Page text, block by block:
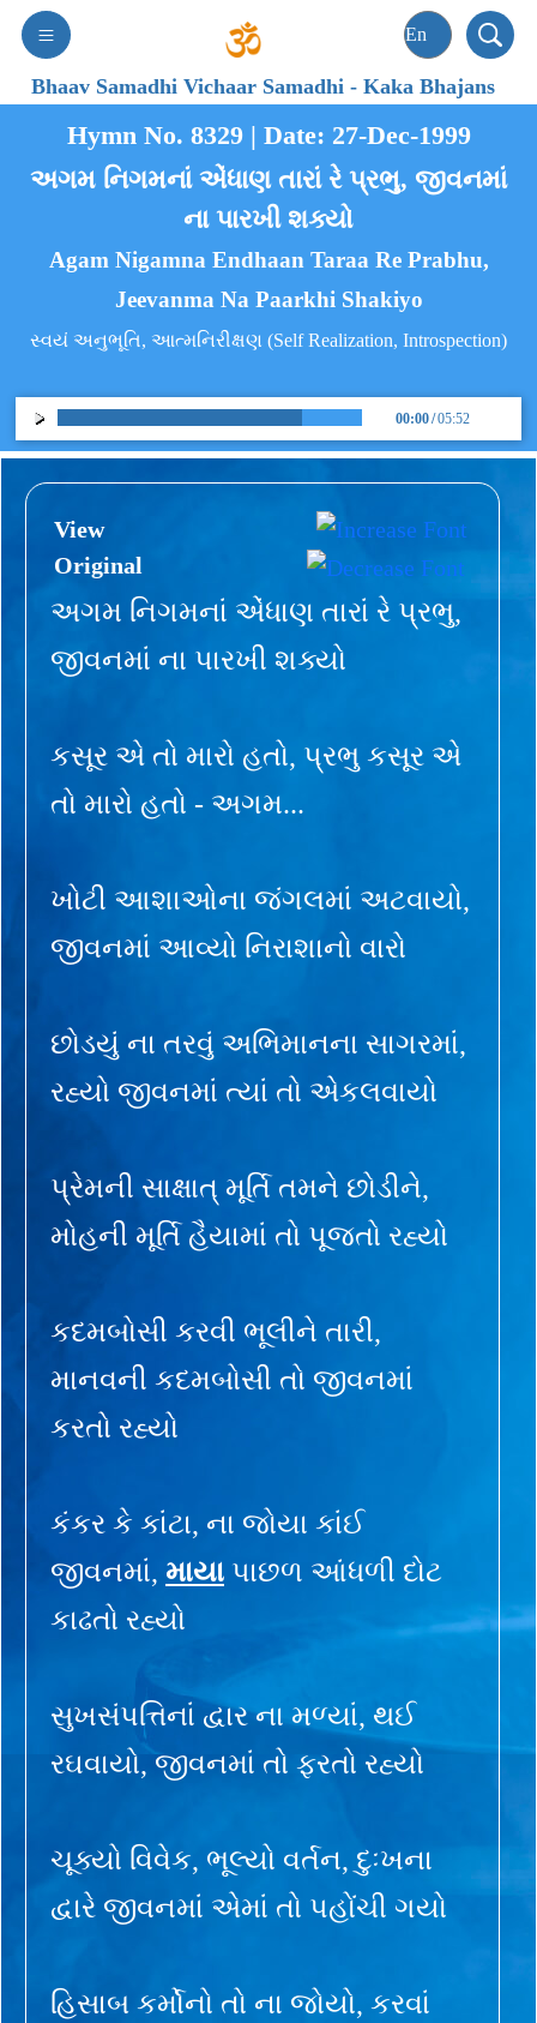
Bhaav Samadhi Vichaar Samadhi-Kaka Bhajans
Hymn No. 8329 | Date: 27-Dec-1999
અગમ નિગમનાં એંધાણ તારાં રે પ્રભુ, જીવનમાં
ના પારખી શક્યો
Agam Nigamna Endhaan Taraa Re Prabhu,
Jeevanma Na Paarkhi Shakiyo
સ્વયં અનુભૂતિ, આત્મનિરીક્ષણ (Self Realization, Introspection)
00:00/05:52
View
Original
અગમ નિગમનાં એંધાણ તારાં રે પ્રભુ,
જીવનમાં ના પારખી શક્યો
કસૂર એ તો મારો હતો, પ્રભુ કસૂર એ
તો મારો હતો - અગમ...
ખોટી આશાઓના જંગલમાં અટવાયો,
જીવનમાં આવ્યો નિરાશાનો વારો
છોડયું ના તરવું અભિમાનના સાગરમાં,
રહ્યો જીવનમાં ત્યાં તો એકલવાયો
પ્રેમની સાક્ષાત્ મૂર્તિ તમને છોડીને,
મોહની મૂર્તિ હૈયામાં તો પૂજતો રહ્યો
કદમબોસી કરવી ભૂલીને તારી,
માનવની કદમબોસી તો જીવનમાં
કરતો રહ્યો
કંકર કે કાંટા, ના જોયા કાંઈ
જીવનમાં, માયા પાછળ આંધળી દોટ
કાઢતો રહ્યો
સુખસંપત્તિનાં દ્વાર ના મળ્યાં, થઈ
રઘવાયો, જીવનમાં તો ફરતો રહ્યો
ચૂક્યો વિવેક, ભૂલ્યો વર્તન, દુઃખના
દ્વારે જીવનમાં એમાં તો પહોંચી ગયો
હિસાબ કર્મોનો તો ના જોયો, કરવાં